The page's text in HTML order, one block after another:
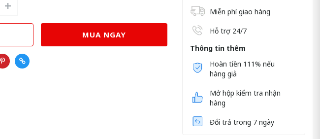
MUA NGAY
Miễn phí giao hàng
Hỗ trợ 24/7
Thông tin thêm
Hoàn tiền 111% nếu
hàng giả
Mở hộp kiểm tra nhận
hàng
Đổi trả trong 7 ngày